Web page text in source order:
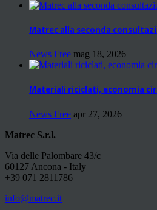
Matrec alla seconda
News Free mag 18, 2026
Materiali riciclati, economia
News Free apr 27, 2026
Matrec S.r.l.
Via delle Palombare 43/c
60127 Ancona - Italy
+39 071 2811786
info@matrec.it